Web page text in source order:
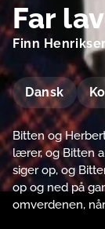
Far
Finn
Dansk
Bitten og
lærer, og Bitten
siger op, og
op og ned på
omverdenen,